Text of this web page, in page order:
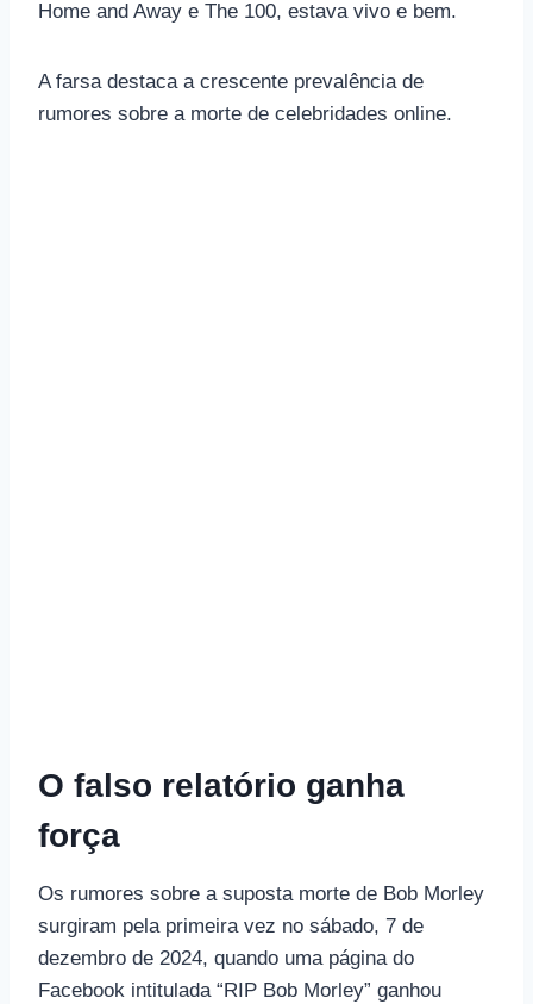
Home and Away e The 100, estava vivo e bem.
A farsa destaca a crescente prevalência de
rumores sobre a morte de celebridades online.
O falso relatório ganha
força
Os rumores sobre a suposta morte de Bob Morley
surgiram pela primeira vez no sábado, 7 de
dezembro de 2024, quando uma página do
Facebook intitulada “RIP Bob Morley” ganhou